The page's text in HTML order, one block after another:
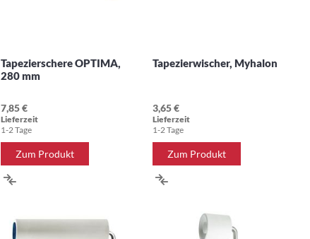
Tapezierschere OPTIMA,
280 mm
7,85 €
Lieferzeit
1-2 Tage
Zum Produkt
HINZUFÜGEN
Tapezierwischer, Myhalon
3,65 €
Lieferzeit
1-2 Tage
Zum Produkt
HINZUFÜGEN